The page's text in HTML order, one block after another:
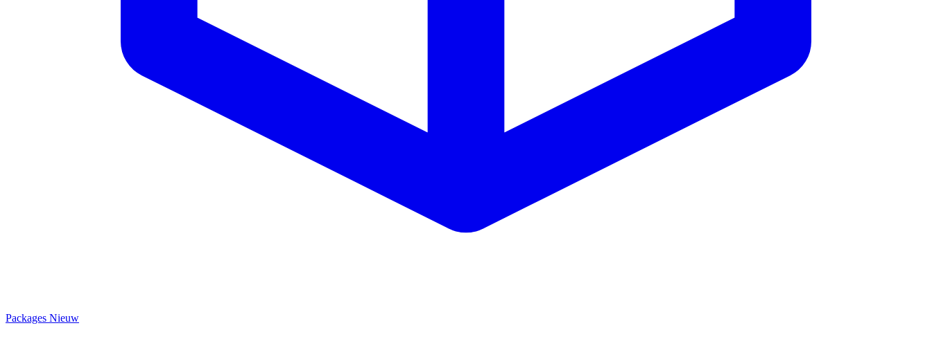
Packages Nieuw